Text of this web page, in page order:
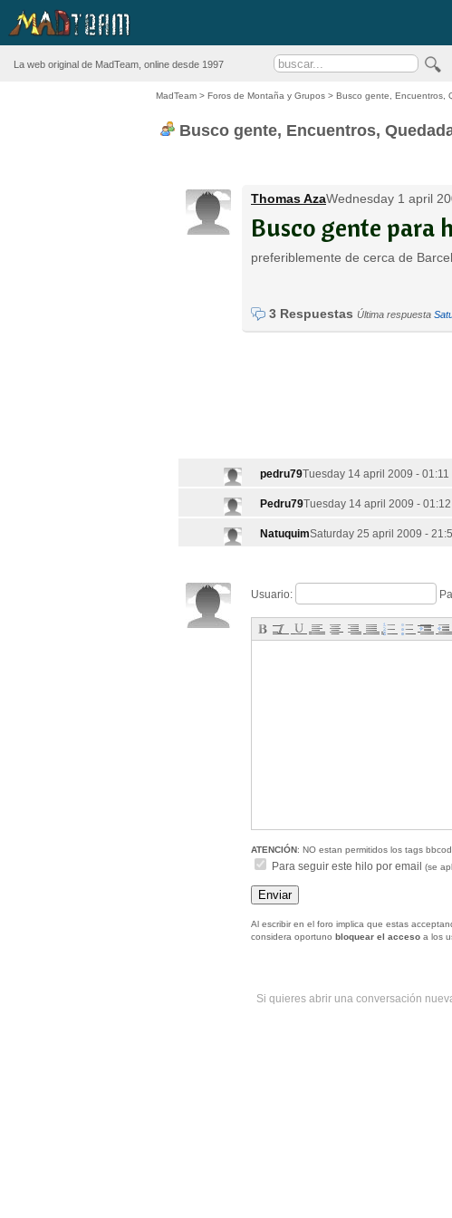
La web original de MadTeam, online desde 1997
MadTeam > Foros de Montaña y Grupos > Busco gente, Encuentros,
Busco gente, Encuentros,
Thomas AzaWednesday 1 april
Busco gente para
preferiblemente de cerca de
3 Respuestas Última respuesta
pedru79Tuesday 14 april 2009 - 01:11
Pedru79Tuesday 14 april 2009 - 01:12
NatuquimSaturday 25 april 2009 -
Usuario:
ATENCIÓN: NO estan permitidos los tags
Para seguir este hilo por email (se
Al escribir en el foro implica que estas
considera oportuno bloquear el acceso a los
Si quieres abrir una conversación